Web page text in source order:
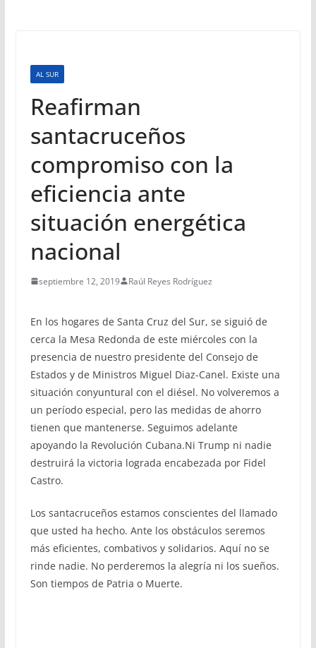
AL SUR
Reafirman
santacruceños
compromiso con la
eficiencia ante
situación energética
nacional
septiembre 12, 2019 Raúl Reyes Rodríguez
En los hogares de Santa Cruz del Sur, se siguió de
cerca la Mesa Redonda de este miércoles con la
presencia de nuestro presidente del Consejo de
Estados y de Ministros Miguel Diaz-Canel. Existe una
situación conyuntural con el diésel. No volveremos a
un período especial, pero las medidas de ahorro
tienen que mantenerse. Seguimos adelante
apoyando la Revolución Cubana.Ni Trump ni nadie
destruirá la victoria lograda encabezada por Fidel
Castro.
Los santacruceños estamos conscientes del llamado
que usted ha hecho. Ante los obstáculos seremos
más eficientes, combativos y solidarios. Aquí no se
rinde nadie. No perderemos la alegría ni los sueños.
Son tiempos de Patria o Muerte.